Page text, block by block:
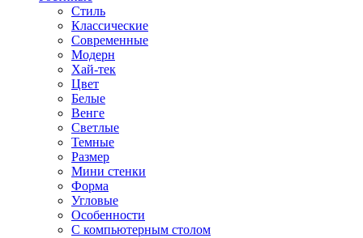
Стиль
Классические
Современные
Модерн
Хай-тек
Цвет
Белые
Венге
Светлые
Темные
Размер
Мини стенки
Форма
Угловые
Особенности
С компьютерным столом